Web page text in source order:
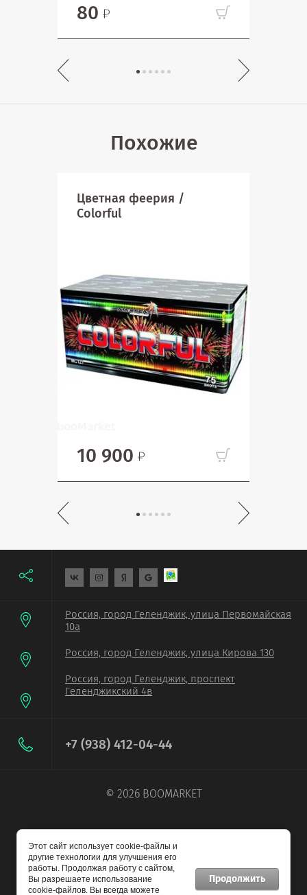
80
Похожие
Цветная феерия /
Colorful
10 900
Россия, город Геленджик, улица Первомайская
10а
Россия, город Геленджик, улица Кирова 130
Россия, город Геленджик, проспект
Геленджикский 4в
+7 (938) 412-04-44
© 2026 BOOMARKET
Этот сайт использует cookie-файлы и
другие технологии для улучшения его
работы. Продолжая работу с сайтом,
Вы разрешаете использование
cookie-файлов. Вы всегда можете
Продолжить